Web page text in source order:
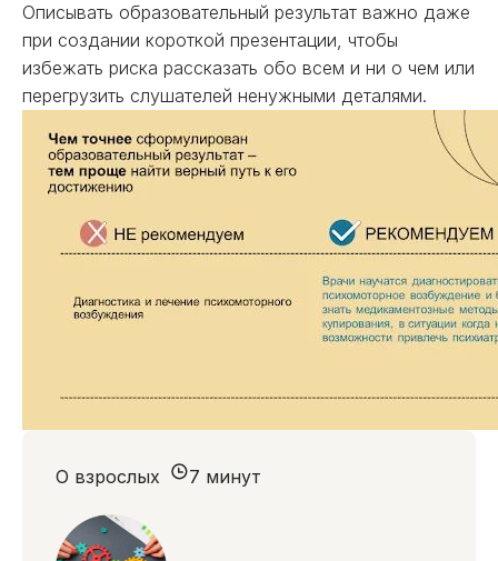
Описывать образовательный результат важно даже
при создании короткой презентации, чтобы
избежать риска рассказать обо всем и ни о чем или
перегрузить слушателей ненужными деталями.
О взрослых 7 минут